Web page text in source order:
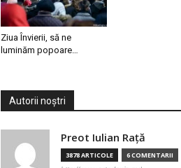
Ziua Învierii, să ne
luminăm popoare…
Autorii noștri
Preot Iulian Raţă
3878 ARTICOLE 6 COMENTARII